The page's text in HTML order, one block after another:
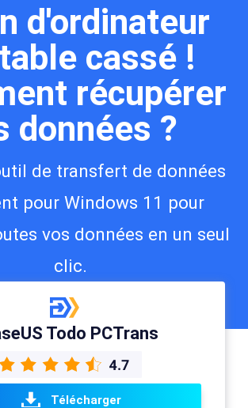
d'ordinateur
cassé !
récupérer
données ?
de transfert de données
pour Windows 11 pour
vos données en un seul
clic.
Todo PCTrans
Télécharger